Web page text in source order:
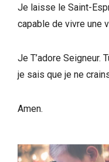
Je laisse le Saint-
capable de vivre une
Je T’adore Seigneur.
je sais que je ne
Amen.